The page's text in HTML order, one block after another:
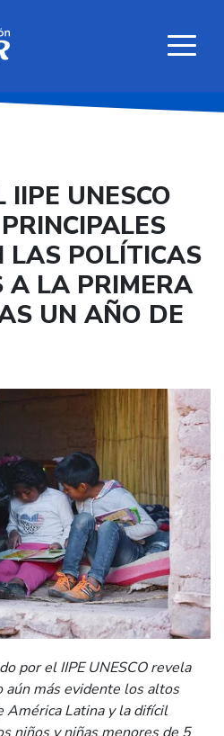
IIPE UNESCO
LAS POLÍTICAS
A LA PRIMERA
UN AÑO DE
por el IIPE UNESCO revela
aún más evidente los altos
América Latina y la difícil